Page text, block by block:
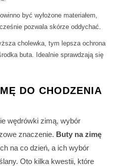
być wyłożone materiałem,
pozwala skórze oddychać.
cholewka, tym lepsza ochrona
buta. Idealnie sprawdzają się
DO CHODZENIA
wędrówki zimą, wybór
znaczenie. Buty na zimę
na co dzień, a ich wybór
Oto kilka kwestii, które